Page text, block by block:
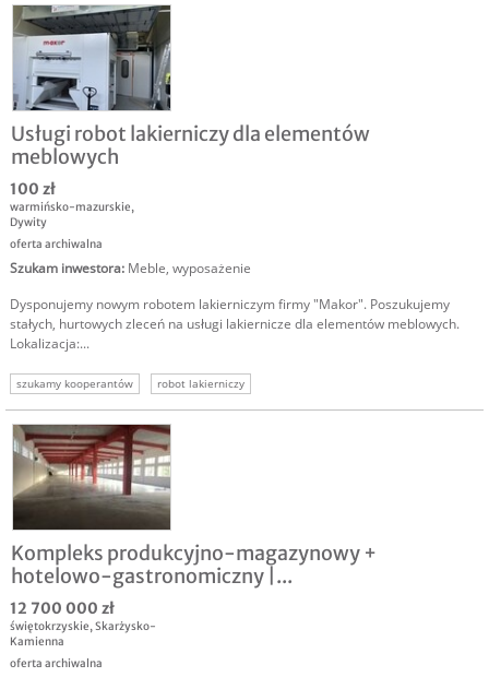
Usługi robot lakierniczy dla elementów
meblowych
100 zł
warmińsko-mazurskie,
Dywity
oferta archiwalna
Szukam inwestora: Meble, wyposażenie
Dysponujemy nowym robotem lakierniczym firmy "Makor". Poszukujemy
stałych, hurtowych zleceń na usługi lakiernicze dla elementów meblowych.
Lokalizacja:...
szukamy kooperantów robot lakierniczy
Kompleks produkcyjno-magazynowy +
hotelowo-gastronomiczny |...
12 700 000 zł
świętokrzyskie,Skarżysko-
Kamienna
oferta archiwalna